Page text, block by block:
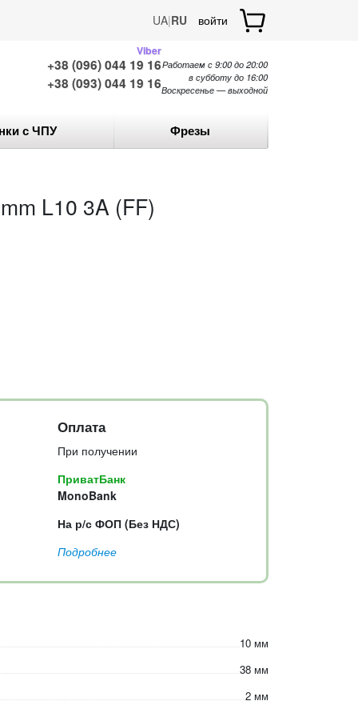
UA|RU войти
+38 (096) 044 19 16
Viber
+38 (093) 044 19 16
Работаем с 9:00 до 20:00
в субботу до 16:00
Воскресенье — выходной
с ЧПУ Фрезы
L10 3A (FF)
Оплата
При получении
ПриватБанк
MonoBank
На р/с ФОП (Без НДС)
Подробнее
10 мм
38 мм
2 мм